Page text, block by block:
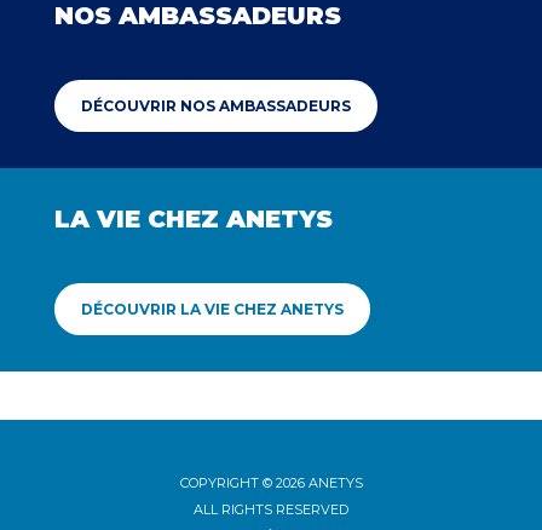
NOS AMBASSADEURS
DÉCOUVRIR NOS AMBASSADEURS
LA VIE CHEZ ANETYS
DÉCOUVRIR LA VIE CHEZ ANETYS
COPYRIGHT © 2026 ANETYS
ALL RIGHTS RESERVED